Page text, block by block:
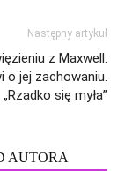
Następny artykuł
z Maxwell.
o jej zachowaniu.
„Rzadko się myła”
AUTORA